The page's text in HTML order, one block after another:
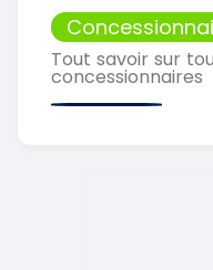
Tout savoir sur
concessionnaires